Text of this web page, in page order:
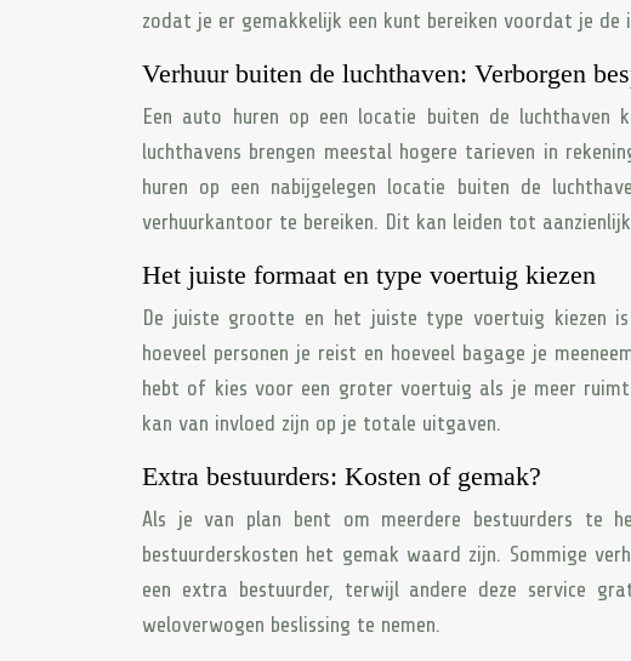
zodat je er gemakkelijk een kunt bereiken voordat je de
Verhuur buiten de luchthaven: Verborgen
Een auto huren op een locatie buiten de luchthaven
luchthavens brengen meestal hogere tarieven in
huren op een nabijgelegen locatie buiten de
verhuurkantoor te bereiken. Dit kan leiden tot
Het juiste formaat en type voertuig kiezen
De juiste grootte en het juiste type voertuig kiezen
hoeveel personen je reist en hoeveel bagage je
hebt of kies voor een groter voertuig als je meer
kan van invloed zijn op je totale uitgaven.
Extra bestuurders: Kosten of gemak?
Als je van plan bent om meerdere bestuurders te
bestuurderskosten het gemak waard zijn. Sommige
een extra bestuurder, terwijl andere deze service
weloverwogen beslissing te nemen.